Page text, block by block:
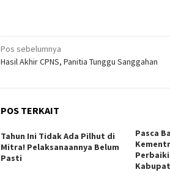
Navigasi
pos
Pos sebelumnya
Hasil Akhir CPNS, Panitia Tunggu Sanggahan
POS TERKAIT
Tahun Ini Tidak Ada Pilhut di
Mitra! Pelaksanaannya Belum
Pasti
Pasca